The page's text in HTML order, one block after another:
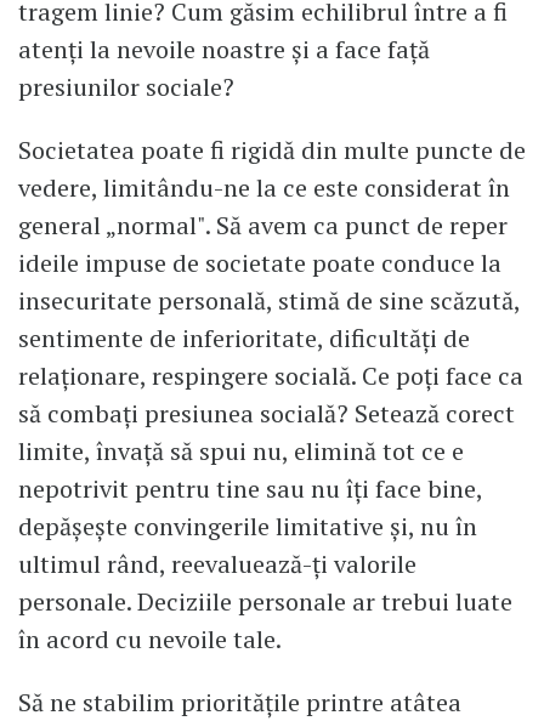
tragem linie? Cum găsim echilibrul între a fi
atenți la nevoile noastre și a face față
presiunilor sociale?
Societatea poate fi rigidă din multe puncte de
vedere, limitându-ne la ce este considerat în
general „normal". Să avem ca punct de reper
ideile impuse de societate poate conduce la
insecuritate personală, stimă de sine scăzută,
sentimente de inferioritate, dificultăți de
relaționare, respingere socială. Ce poți face ca
să combați presiunea socială? Setează corect
limite, învață să spui nu, elimină tot ce e
nepotrivit pentru tine sau nu îți face bine,
depășește convingerile limitative și, nu în
ultimul rând, reevaluează-ți valorile
personale. Deciziile personale ar trebui luate
în acord cu nevoile tale.
Să ne stabilim prioritățile printre atâtea